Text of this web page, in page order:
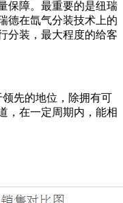
保障。最重要的是纽瑞
德在氙气分装技术上的
分装，最大程度的给客
先的地位，除拥有可
，在一定周期内，能相